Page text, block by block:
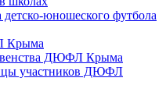
юношеского футбола
Крыма
ДЮФЛ Крыма
участников ДЮФЛ